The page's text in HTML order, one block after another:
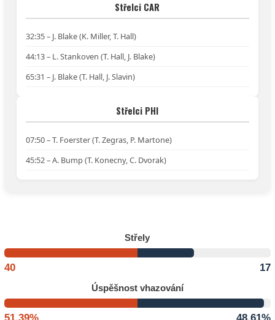
Střelci CAR
32:35 – J. Blake (K. Miller, T. Hall)
44:13 – L. Stankoven (T. Hall, J. Blake)
65:31 – J. Blake (T. Hall, J. Slavin)
Střelci PHI
07:50 – T. Foerster (T. Zegras, P. Martone)
45:52 – A. Bump (T. Konecny, C. Dvorak)
Střely
40 17
Úspěšnost vhazování